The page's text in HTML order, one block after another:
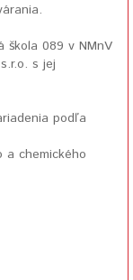
škola 089 v NMnV
s jej
podľa
chemického